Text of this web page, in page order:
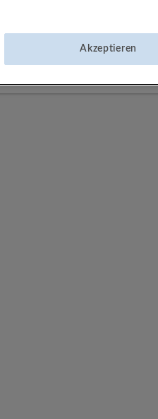
Waren | IT-Dienstleistungen |
und Wirtschaftsprüfung |
| Verkehr | Verlagswesen |
Akzeptieren